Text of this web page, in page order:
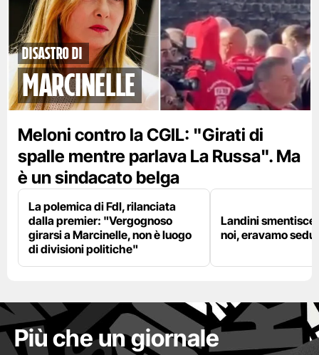
disastro di
marcinelle
Meloni contro la CGIL: "Girati di
spalle mentre parlava La Russa". Ma
è un sindacato belga
La polemica di FdI, rilanciata
dalla premier: "Vergognoso
girarsi a Marcinelle, non è luogo
di divisioni politiche"
Landini
noi, eravamo
Più che un giornale